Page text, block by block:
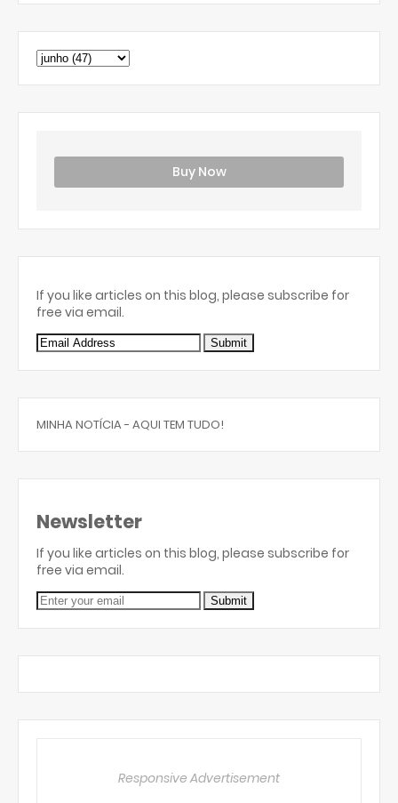
Buy Now
If you like articles on this blog, please subscribe for
free via email.
MINHA NOTÍCIA - AQUI TEM TUDO!
Newsletter
If you like articles on this blog, please subscribe for
free via email.
Responsive Advertisement